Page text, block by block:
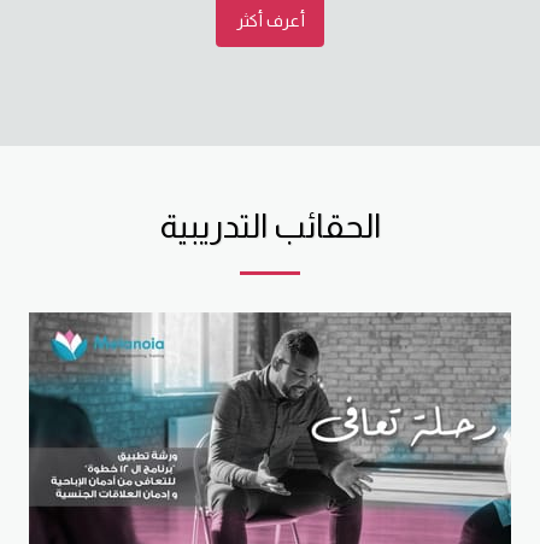
أعرف أكثر
الحقائب التدريبية